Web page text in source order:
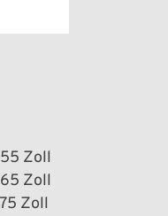
Zoll
Zoll
Zoll